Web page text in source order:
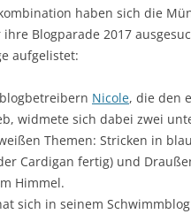
haben sich die
ihre Blogparade 2017
aufgelistet:
Nicole, die den
widmete sich dabei zwei
Themen: Stricken in
Cardigan fertig) und
Himmel.
sich in seinem